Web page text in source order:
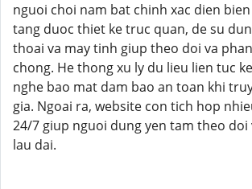
nguoi choi nam bat chinh xac dien
tang duoc thiet ke truc quan, de su
thoai va may tinh giup theo doi va
chong. He thong xu ly du lieu lien tuc
nghe bao mat dam bao an toan khi
gia. Ngoai ra, website con tich hop
24/7 giup nguoi dung yen tam theo
lau dai.